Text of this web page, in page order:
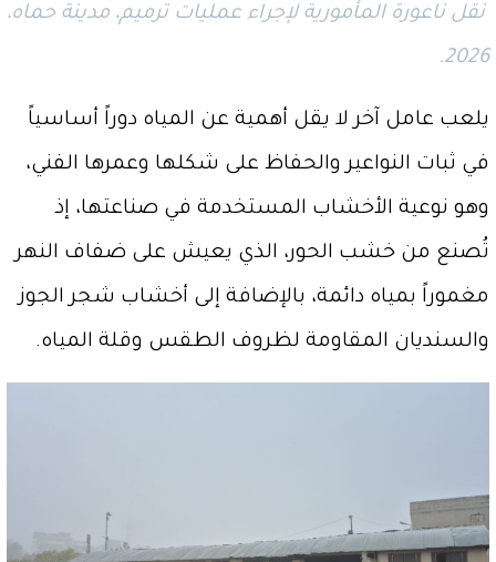
نقل ناعورة المأمورية لإجراء عمليات ترميم، مدينة حماه،
2026.
يلعب عامل آخر لا يقل أهمية عن المياه دوراً أساسياً
في ثبات النواعير والحفاظ على شكلها وعمرها الفني،
وهو نوعية الأخشاب المستخدمة في صناعتها، إذ
تُصنع من خشب الحور، الذي يعيش على ضفاف النهر
مغموراً بمياه دائمة، بالإضافة إلى أخشاب شجر الجوز
والسنديان المقاومة لظروف الطقس وقلة المياه.